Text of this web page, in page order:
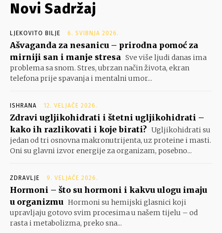
Novi Sadržaj
LJEKOVITO BILJE 6. SVIBNJA 2026.
Ašvaganda za nesanicu – prirodna pomoć za
mirniji san i manje stresa Sve više ljudi danas ima
problema sa snom. Stres, ubrzan način života, ekran
telefona prije spavanja i mentalni umor...
ISHRANA 12. VELJAČE 2026.
Zdravi ugljikohidrati i štetni ugljikohidrati –
kako ih razlikovati i koje birati? Ugljikohidrati su
jedan od tri osnovna makronutrijenta, uz proteine i masti.
Oni su glavni izvor energije za organizam, posebno...
ZDRAVLJE 9. VELJAČE 2026.
Hormoni – što su hormoni i kakvu ulogu imaju
u organizmu Hormoni su hemijski glasnici koji
upravljaju gotovo svim procesima u našem tijelu – od
rasta i metabolizma, preko sna...